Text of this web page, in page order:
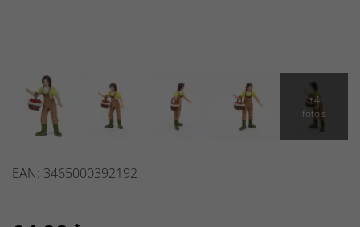
EAN: 3465000392192